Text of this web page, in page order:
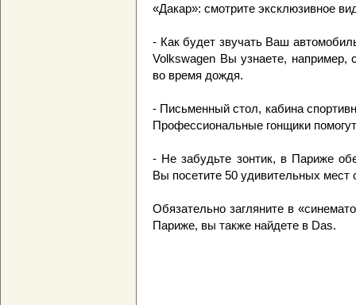
«Дакар»: смотрите эксклюзивное
- Как будет звучать Ваш
Volkswagen Вы узнаете, например,
во время дождя.
- Письменный стол, кабина
Профессиональные гонщики
- Не забудьте зонтик, в Париже
Вы посетите 50 удивительных мест
Обязательно загляните в
Париже, вы также найдете в Das.